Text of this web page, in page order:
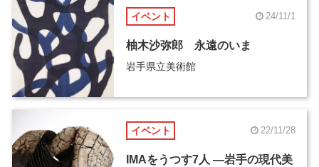
イベント 24/11/1
柚木沙弥郎 永遠のいま
岩手県立美術館
イベント 22/11/28
IMAをうつす7人 ―岩手の現代美